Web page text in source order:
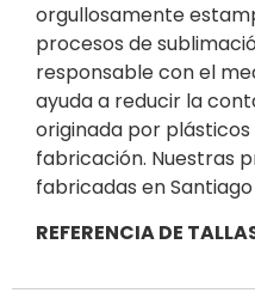
orgullosamente
procesos de
responsable con el
ayuda a reducir la
originada por plásticos
fabricación. Nuestras
fabricadas en
REFERENCIA DE